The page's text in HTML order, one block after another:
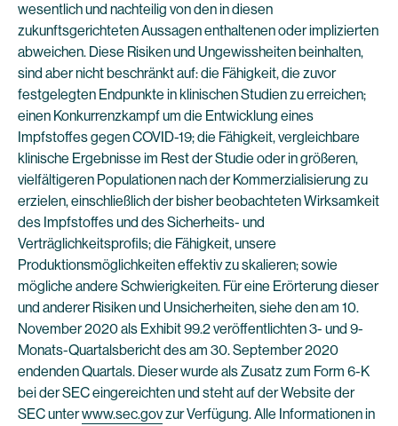
wesentlich und nachteilig von den in diesen
zukunftsgerichteten Aussagen enthaltenen oder implizierten
abweichen. Diese Risiken und Ungewissheiten beinhalten,
sind aber nicht beschränkt auf: die Fähigkeit, die zuvor
festgelegten Endpunkte in klinischen Studien zu erreichen;
einen Konkurrenzkampf um die Entwicklung eines
Impfstoffes gegen COVID-19; die Fähigkeit, vergleichbare
klinische Ergebnisse im Rest der Studie oder in größeren,
vielfältigeren Populationen nach der Kommerzialisierung zu
erzielen, einschließlich der bisher beobachteten Wirksamkeit
des Impfstoffes und des Sicherheits- und
Verträglichkeitsprofils; die Fähigkeit, unsere
Produktionsmöglichkeiten effektiv zu skalieren; sowie
mögliche andere Schwierigkeiten. Für eine Erörterung dieser
und anderer Risiken und Unsicherheiten, siehe den am 10.
November 2020 als Exhibit 99.2 veröffentlichten 3- und 9-
Monats-Quartalsbericht des am 30. September 2020
endenden Quartals. Dieser wurde als Zusatz zum Form 6-K
bei der SEC eingereichten und steht auf der Website der
SEC unterwww.sec.govzur Verfügung. Alle Informationen in